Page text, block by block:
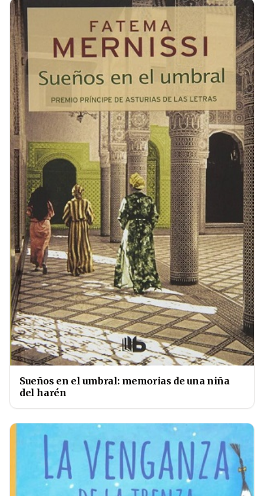
Sueños en el umbral: memorias de una niña
del harén